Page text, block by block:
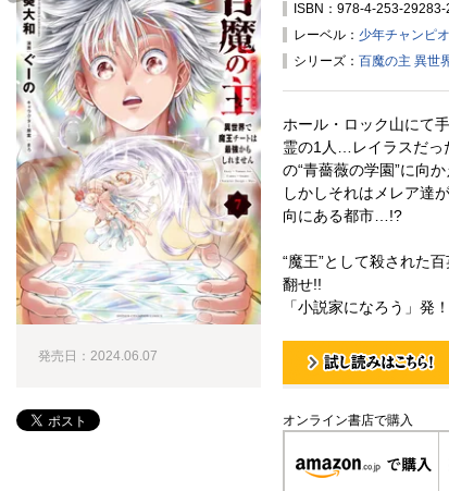
ISBN：978-4-253-29283-
レーベル： 少年チャンピ
シリーズ： 百魔の主 異世
ホール・ロック山にて
霊の1人…レイラスだっ
の“青薔薇の学園”に向
しかしそれはメレア達
向にある都市…!?
“魔王”として殺された
翻せ!!
「小説家になろう」発
試し読み！
オンライン書店で購入
発売日：2024.06.07